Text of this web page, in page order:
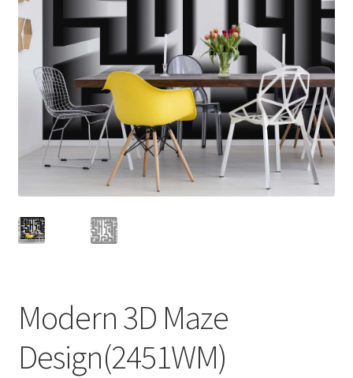
Modern 3D Maze
Design(2451WM)